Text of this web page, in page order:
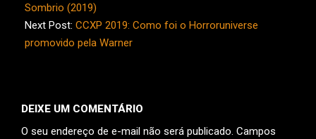
07
Sombrio (2019)
Next Post: CCXP 2019: Como foi o Horroruniverse
promovido pela Warner
DEIXE UM COMENTÁRIO
O seu endereço de e-mail não será publicado. Campos